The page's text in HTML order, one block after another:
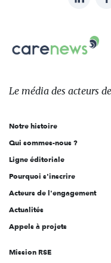
sur:
Le
des
l'engagement
Le média des acteurs
Notre histoire
Qui sommes-nous ?
Ligne éditoriale
Pourquoi s'inscrire
Acteurs de l'engagement
Actualités
Appels à projets
Mission RSE